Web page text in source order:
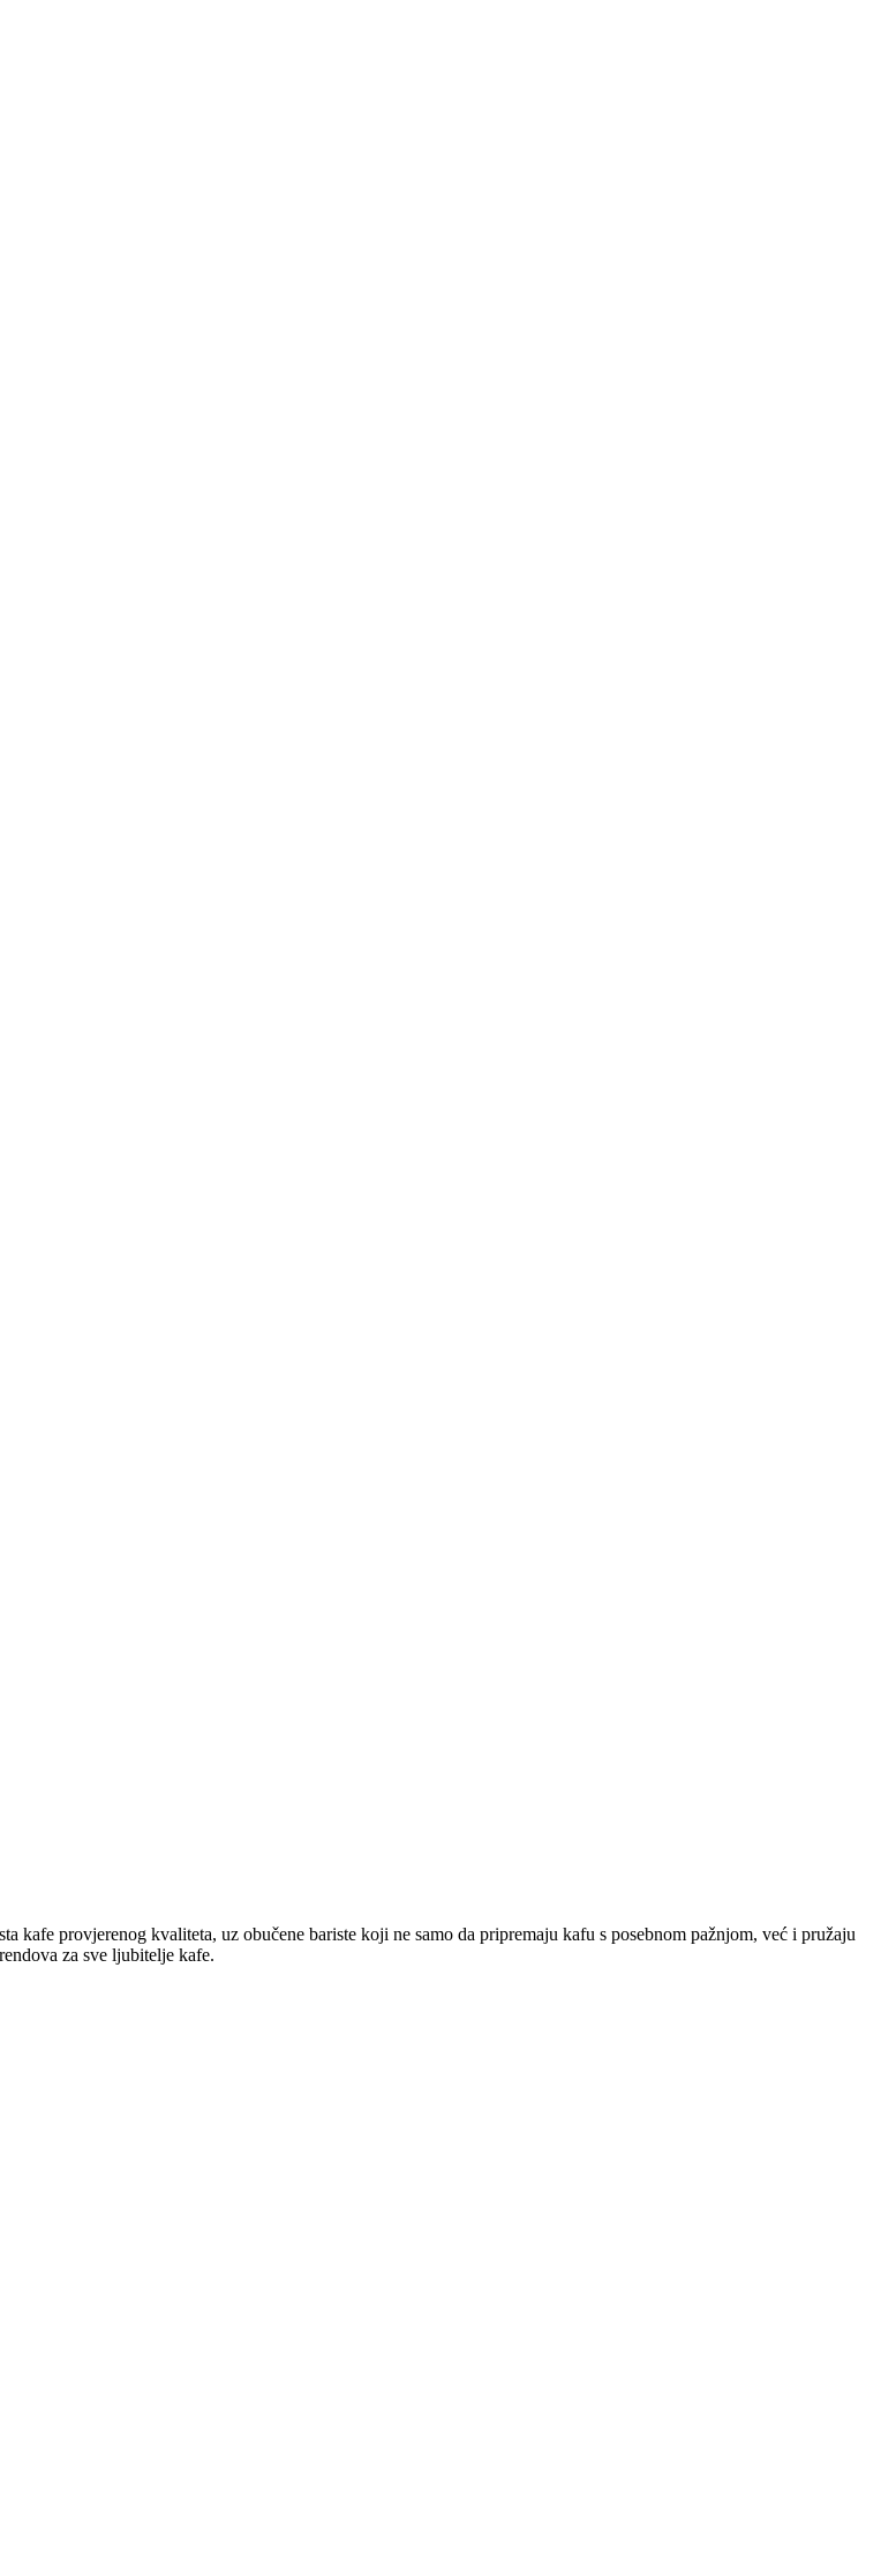
provjerenog kvaliteta, uz obučene bariste koji ne samo da pripremaju kafu s posebnom pažnjom, već i pružaju
za sve ljubitelje kafe.